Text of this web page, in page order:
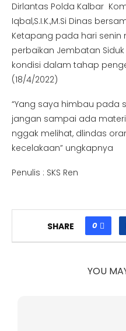
Dirlantas Polda Kalbar
Iqbal,S.I.K.,M.Si Dinas
Ketapang pada hari senin
perbaikan Jembatan Siduk
kondisi dalam tahap
(18/4/2022)
“Yang saya himbau
jangan sampai ada
nggak melihat, dlindas
kecelakaan” ungkapnya
Penulis : SKS Ren
SHARE 0
YOU